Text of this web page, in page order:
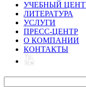
УЧЕБНЫЙ
ЛИТЕРАТУРА
УСЛУГИ
ПРЕСС-ЦЕНТР
О КОМПАНИИ
КОНТАКТЫ